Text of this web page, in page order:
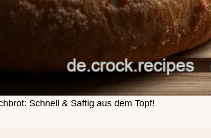
Schnell & Saftig aus dem Topf!